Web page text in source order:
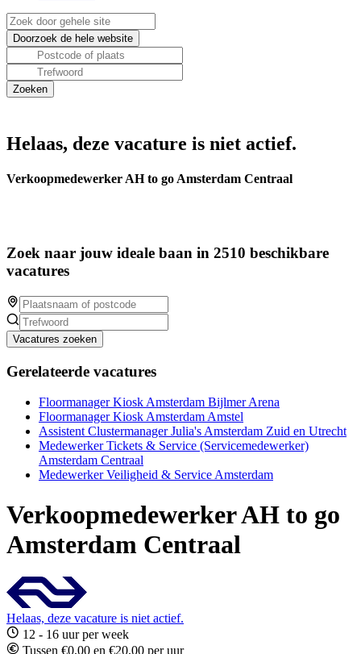
Helaas, deze vacature is niet actief.
Verkoopmedewerker AH to go Amsterdam Centraal
Zoek naar jouw ideale baan in 2510 beschikbare
vacatures
Vacatures zoeken
Gerelateerde vacatures
Floormanager Kiosk Amsterdam Bijlmer Arena
Floormanager Kiosk Amsterdam Amstel
Assistent Clustermanager Julia's Amsterdam Zuid en Utrecht
Medewerker Tickets & Service (Servicemedewerker)
Amsterdam Centraal
Medewerker Veiligheid & Service Amsterdam
Verkoopmedewerker AH to go
Amsterdam Centraal
Helaas, deze vacature is niet actief.
12 - 16 uur per week
Tussen €0,00 en €20,00 per uur